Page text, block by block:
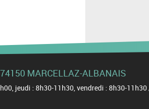
MARCELLAZ-ALBANAIS
jeudi : 8h30-11h30, vendredi : 8h30-